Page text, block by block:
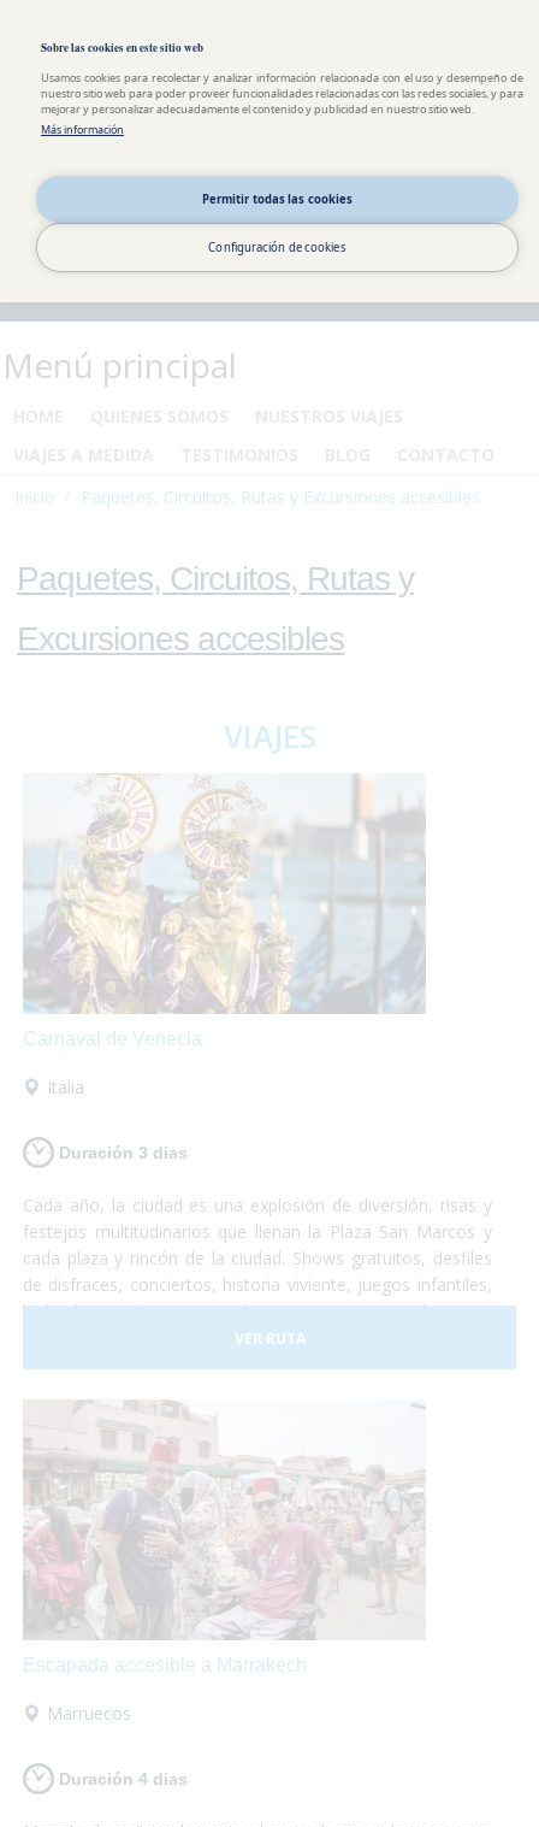
Sobre las cookies en este sitio web
Usamos cookies para recolectar y analizar información relacionada con el uso y desempeño de
nuestro sitio web para poder proveer funcionalidades relacionadas con las redes sociales, y para
mejorar y personalizar adecuadamente el contenido y publicidad en nuestro sitio web.
Más información
Permitir todas las cookies
Configuración de cookies
Menú principal
Inicio
Paquetes, Circuitos, Rutas y Excursiones accesibles
Paquetes, Circuitos, Rutas y
Excursiones accesibles
VIAJES
Carnaval de Venecia
Italia
Duración 3 dias
Cada año, la ciudad es una explosión de diversión, risas y
festejos multitudinarios que llenan la Plaza San Marcos y
cada plaza y rincón de la ciudad. Shows gratuitos, desfiles
de disfraces, conciertos, historia viviente, juegos infantiles,
bailes hasta el amanecer, degustaciones gastronómicas e
infinidad de otras emociones sensoriales que no te dejarán
indiferente. Paseos por los canales, un recorrido en
visitar cada rincón de la ciudad, te lo habías imaginado?
¡Esto es el Carnaval! Una increíble experiencia que todos
deberían probar! Vamos?
VER RUTA
Escapada accesible a Marrakech
Marruecos
Duración 4 dias